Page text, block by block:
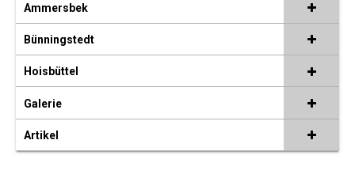
Ammersbek
Bünningstedt
Hoisbüttel
Galerie
Artikel